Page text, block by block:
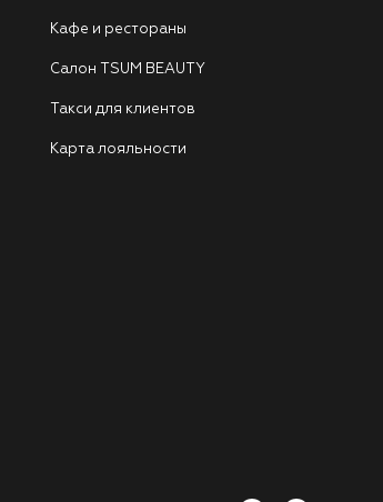
Кафе и рестораны
Салон TSUM BEAUTY
Такси для клиентов
Карта лояльности